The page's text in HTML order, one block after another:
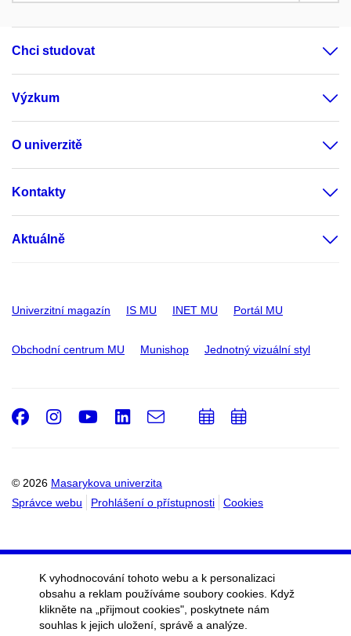
Chci studovat
Výzkum
O univerzitě
Kontakty
Aktuálně
Univerzitní magazín IS MU INET MU Portál MU
Obchodní centrum MU Munishop Jednotný vizuální styl
© 2026 Masarykova univerzita
Správce webu
Prohlášení o přístupnosti Cookies
Facebook
Instagram
Youtube
LinkedIn
e-
PřidatPřidat
K vyhodnocování tohoto webu a k personalizaci
obsahu a reklam používáme soubory cookies. Když
klikněte na „přijmout cookies", poskytnete nám
souhlas k jejich uložení, správě a analýze.